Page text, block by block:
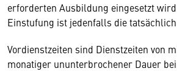
erforderten Ausbildung eingesetzt
Einstufung ist jedenfalls die
Vordienstzeiten sind Dienstzeiten von
monatiger ununterbrochener Dauer